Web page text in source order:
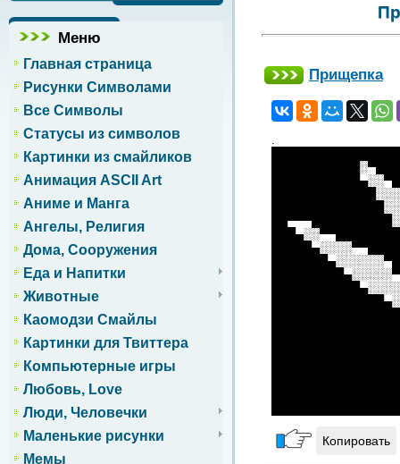
Меню
Главная страница
Рисунки Символами
Все Символы
Статусы из символов
Картинки из смайликов
Анимация ASCII Art
Аниме и Манга
Ангелы, Религия
Дома, Сооружения
Еда и Напитки
Животные
Каомодзи Смайлы
Картинки для Твиттера
Компьютерные игры
Любовь, Love
Люди, Человечки
Маленькие рисунки
Мемы
Прищепка
.
Копировать